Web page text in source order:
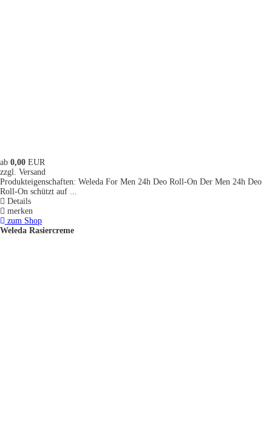
ab 0,00 EUR
zzgl. Versand
Produkteigenschaften: Weleda For Men 24h Deo Roll-On Der Men 24h Deo
Roll-On schützt auf ...
Details
merken
zum Shop
Weleda Rasiercreme